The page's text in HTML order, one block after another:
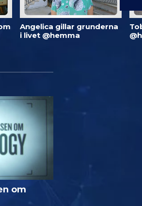
Angelica gillar grunderna
i livet @hemma
om